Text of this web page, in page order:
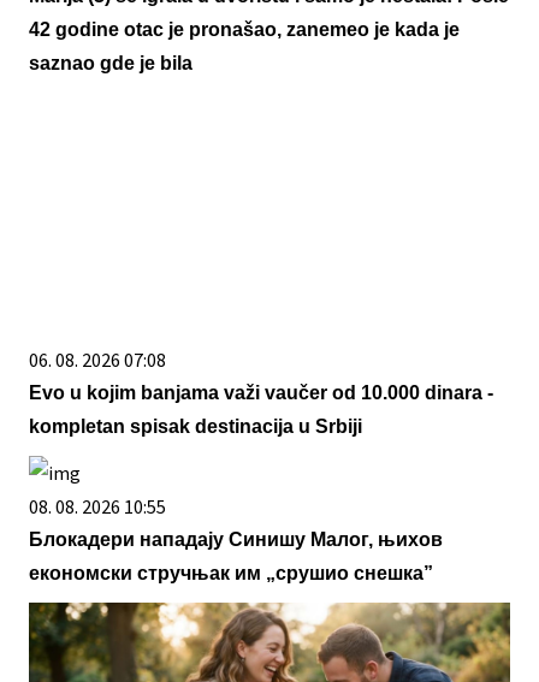
42 godine otac je pronašao, zanemeo je kada je
saznao gde je bila
06. 08. 2026 07:08
Evo u kojim banjama važi vaučer od 10.000 dinara -
kompletan spisak destinacija u Srbiji
08. 08. 2026 10:55
Блокадери нападају Синишу Малог, њихов
економски стручњак им „срушио снешка”